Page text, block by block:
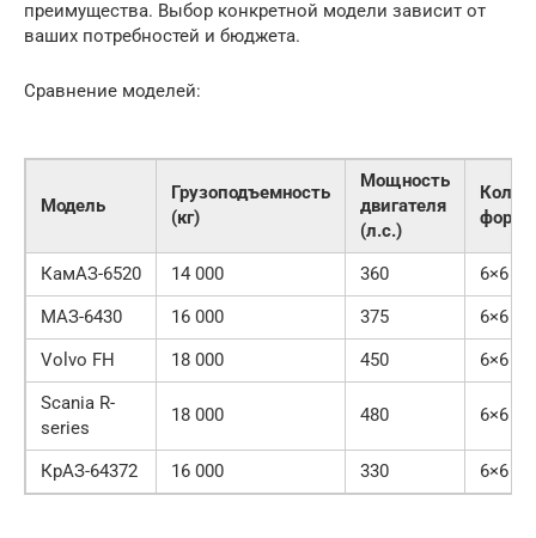
преимущества. Выбор конкретной модели зависит от
ваших потребностей и бюджета.
Сравнение моделей:
Модель
Грузоподъемность
(кг)
Мощность
двигателя
(л.с.)
КамАЗ-6520 14 000 360
6×6
МАЗ-6430
16 000 375
6×6
Volvo FH
18 000 450
6×6
Scania R-
series
18 000 480 6×6
КрАЗ-64372 16 000 330 6×6